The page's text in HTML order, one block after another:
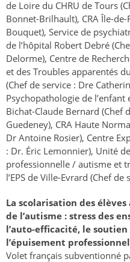
de Loire du CHRU de Tours
Bonnet-Brilhault), CRA Île-
Bouquet), Service de
de l’hôpital Robert Debré
Delorme), Centre de
et des Troubles apparentés
(Chef de service : Dre
Psychopathologie de l’enfant
Bichat-Claude Bernard (Chef
Guedeney), CRA Haute
Dr Antoine Rosier), Centre
: Dr. Éric Lemonnier), Unité
professionnelle / autisme et
l’EPS de Ville-Evrard (Chef
La scolarisation des
de l’autisme : stress des
l’auto-efficacité, le
l’épuisement professionnel
Volet français subventionné